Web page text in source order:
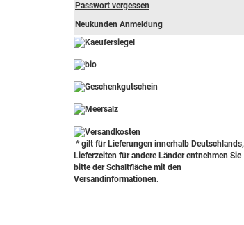
Passwort vergessen
Neukunden Anmeldung
* gilt für Lieferungen innerhalb Deutschlands,
Lieferzeiten für andere Länder entnehmen Sie
bitte der Schaltfläche mit den
Versandinformationen.